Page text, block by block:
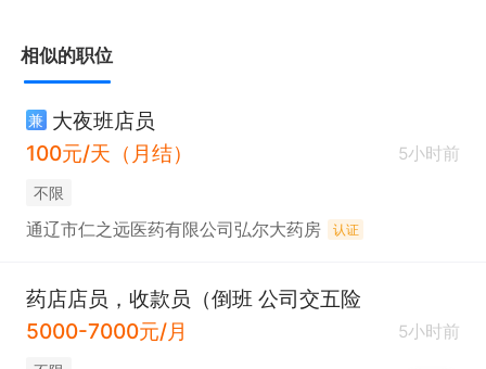
相似的职位
兼 大夜班店员
100元/天（月结）
5小时前
不限
通辽市仁之远医药有限公司弘尔大药房 认证
药店店员，收款员（倒班 公司交五险
5000-7000元/月
5小时前